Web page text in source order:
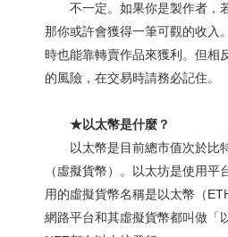
不一定。如果你是製作者，若
那你或許會獲得一筆可觀的收入
時也能靠轉賣作品來獲利。但相
的風險，在交易時請務必記住。
★以太幣是什麼？
以太幣是目前總市值次於比
（虛擬貨幣）。以太坊是使用平
用的虛擬貨幣名稱是以太幣（
網路平台和其虛擬貨幣都叫做「